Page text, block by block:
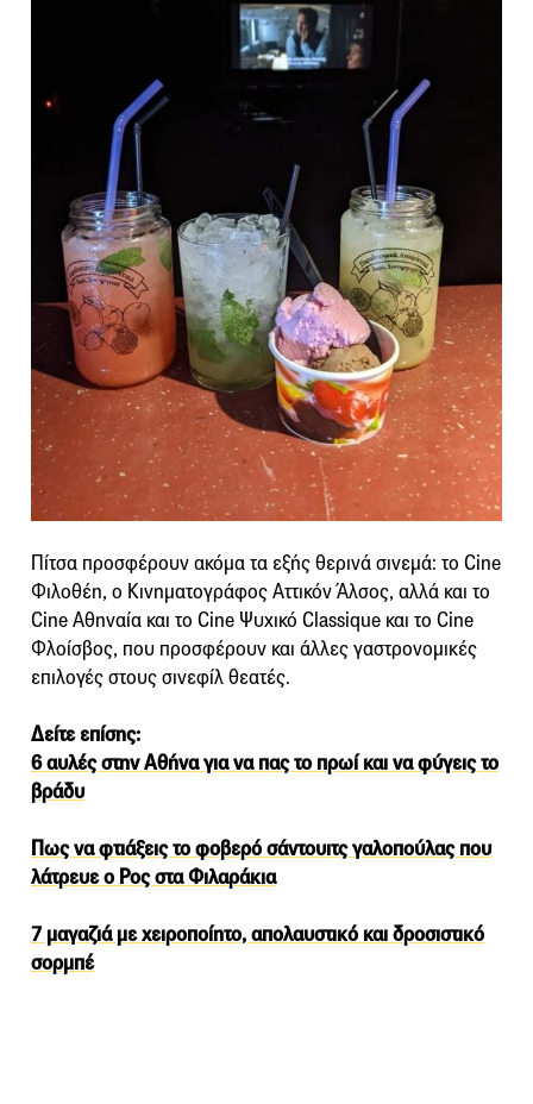
Πίτσα προσφέρουν ακόμα τα εξής θερινά σινεμά: το Cine
Φιλοθέη, ο Κινηματογράφος Αττικόν Άλσος, αλλά και το
Cine Αθηναία και το Cine Ψυχικό Classique και το Cine
Φλοίσβος, που προσφέρουν και άλλες γαστρονομικές
επιλογές στους σινεφίλ θεατές.
Δείτε επίσης:
6 αυλές στην Αθήνα για να πας το πρωί και να φύγεις το
βράδυ
Πως να φτιάξεις το φοβερό σάντουιτς γαλοπούλας που
λάτρευε ο Ρος στα Φιλαράκια
7 μαγαζιά με χειροποίητο, απολαυστικό και δροσιστικό
σορμπέ